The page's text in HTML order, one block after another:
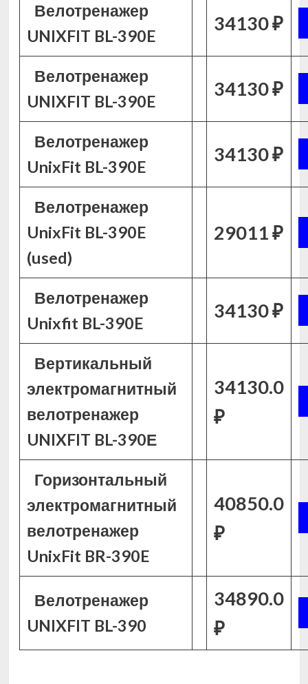
Велотренажер
UNIXFIT BL-390E
34130 ₽
Велотренажер
UNIXFIT BL-390E
34130 ₽
Велотренажер
UnixFit BL-390E
34130 ₽
Велотренажер
UnixFit BL-390E
(used)
29011 ₽
Велотренажер
Unixfit BL-390E
34130 ₽
Вертикальный
электромагнитный
велотренажер
UNIXFIT BL-390Е
34130.0
₽
Горизонтальный
электромагнитный
велотренажер
UnixFit BR-390E
40850.0
₽
Велотренажер
UNIXFIT BL-390
34890.0
₽